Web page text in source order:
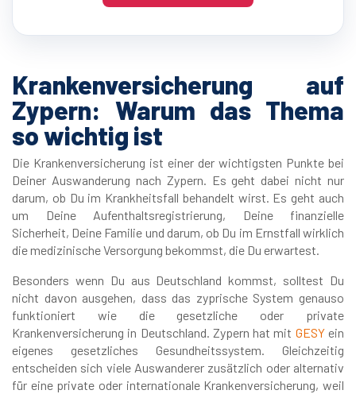
Krankenversicherung auf
Zypern: Warum das Thema
so wichtig ist
Die Krankenversicherung ist einer der wichtigsten Punkte bei
Deiner Auswanderung nach Zypern. Es geht dabei nicht nur
darum, ob Du im Krankheitsfall behandelt wirst. Es geht auch
um Deine Aufenthaltsregistrierung, Deine finanzielle
Sicherheit, Deine Familie und darum, ob Du im Ernstfall wirklich
die medizinische Versorgung bekommst, die Du erwartest.
Besonders wenn Du aus Deutschland kommst, solltest Du
nicht davon ausgehen, dass das zyprische System genauso
funktioniert wie die gesetzliche oder private
Krankenversicherung in Deutschland. Zypern hat mit GESYein
eigenes gesetzliches Gesundheitssystem. Gleichzeitig
entscheiden sich viele Auswanderer zusätzlich oder alternativ
für eine private oder internationale Krankenversicherung, weil